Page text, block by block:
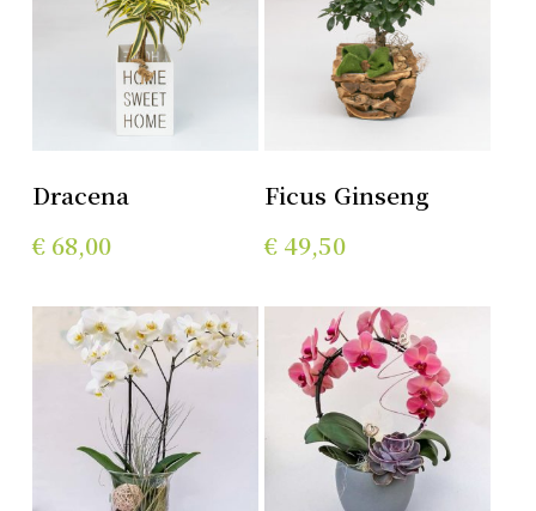
Carrello
Dracena
€68,00
Carrello
Ficus Ginseng
€ 49,50